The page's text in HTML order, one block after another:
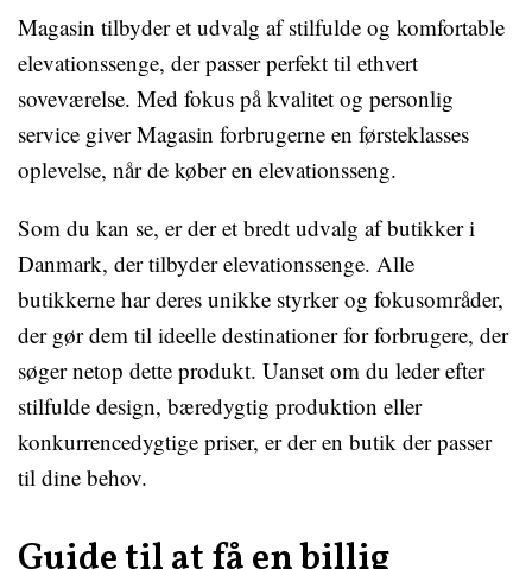
Magasin tilbyder et udvalg af stilfulde og komfortable
elevationssenge, der passer perfekt til ethvert
soveværelse. Med fokus på kvalitet og personlig
service giver Magasin forbrugerne en førsteklasses
oplevelse, når de køber en elevationsseng.
Som du kan se, er der et bredt udvalg af butikker i
Danmark, der tilbyder elevationssenge. Alle
butikkerne har deres unikke styrker og fokusområder,
der gør dem til ideelle destinationer for forbrugere, der
søger netop dette produkt. Uanset om du leder efter
stilfulde design, bæredygtig produktion eller
konkurrencedygtige priser, er der en butik der passer
til dine behov.